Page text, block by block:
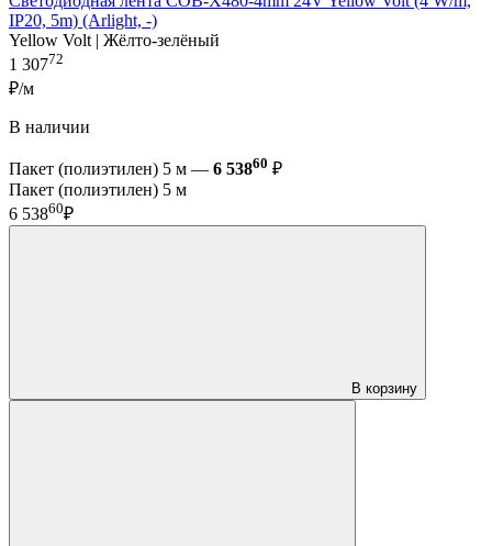
IP20, 5m) (Arlight, -)
Yellow Volt | Жёлто-зелёный
1 30772
₽/м
В наличии
Пакет (полиэтилен) 5 м — 6 53860 ₽
Пакет (полиэтилен) 5 м
6 53860₽
В корзину